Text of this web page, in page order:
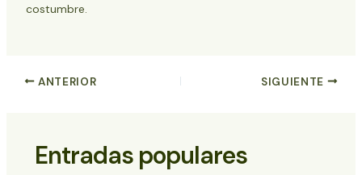
costumbre.
ANTERIOR SIGUIENTE
Entradas populares